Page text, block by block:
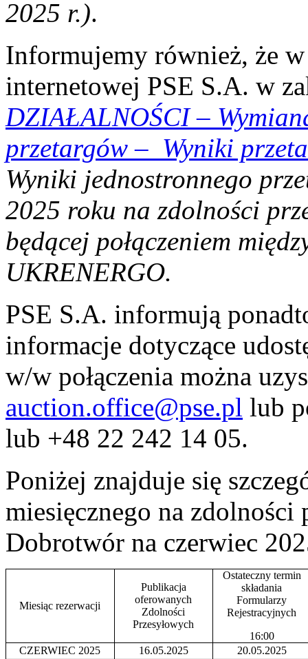
2025 r.).
Informujemy również, że
internetowej PSE S.A. w
DZIAŁALNOŚCI–
przetargów– Wyniki
Wyniki jednostronnego
2025 roku na zdolności
będącej połączeniem
UKRENERGO.
PSE S.A. informują
informacje dotyczące
w/w połączenia można
auction.office@pse.pl lub
lub +48 22 242 14 05.
Poniżej znajduje się
miesięcznego na zdolności
Dobrotwór na czerwiec
Miesiąc rezerwacji
Publikacja
oferowanych
Zdolności
Przesyłowych
Ostateczny termin
składania
Formularzy
Rejestracyjnych
16:00
CZERWIEC 2025
16.05.2025 20.05.2025